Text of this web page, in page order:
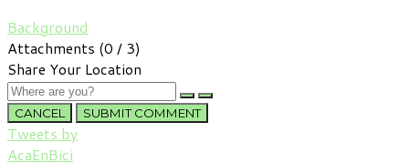
Background
Attachments (0 / 3)
Share Your Location
CANCEL SUBMIT COMMENT
Tweets by
AcaEnBici